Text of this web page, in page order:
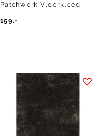
Patchwork Vloerkleed
159.-